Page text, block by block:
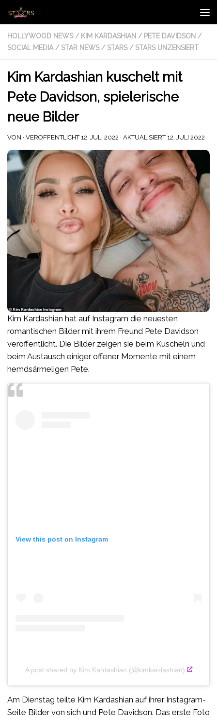
Zum Inhalt springen
HOLLYWOOD NEWS / KIM KARDASHIAN / PETE DAVIDSON /
SOCIAL MEDIA / STAR NEWS / STARS / STARS UNZENSIERT
Kim Kardashian kuschelt mit
Pete Davidson, spielerische
neue Bilder
VON · VERÖFFENTLICHT 12. JULI 2022 · AKTUALISIERT 12. JULI 2022
Kim Kardashian hat auf Instagram die neuesten
romantischen Bilder mit ihrem Freund Pete Davidson
veröffentlicht. Die Bilder zeigen sie beim Kuscheln und
beim Austausch einiger offener Momente mit einem
hemdsärmeligen Pete.
View this post on Instagram
A post shared by Kim Kardashian (@kimkardashian)
Am Dienstag teilte Kim Kardashian auf ihrer Instagram-
Seite Bilder von sich und Pete Davidson. Das erste Foto